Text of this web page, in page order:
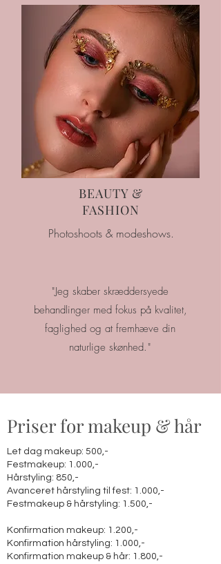
BEAUTY &
FASHION
Photoshoots & modeshows.
"Jeg skaber skræddersyede
behandlinger med fokus på kvalitet,
faglighed og at fremhæve din
naturlige skønhed."
Priser for makeup & hår
Let dag makeup: 500,-
Festmakeup: 1.000,-
Hårstyling: 850,-
Avanceret hårstyling til fest: 1.000,-
Festmakeup & hårstyling: 1.500,- ​
Konfirmation makeup: 1.200,-
Konfirmation hårstyling: 1.000,-
Konfirmation makeup & hår: 1.800,-